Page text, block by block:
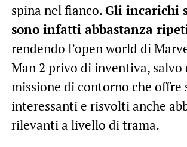
spina nel fianco.Gli incarichi
sono infatti abbastanza
rendendo l’open world di
Man 2 privo di inventiva, salvo
missione di contorno che offre
interessanti e risvolti anche
rilevanti a livello di trama.